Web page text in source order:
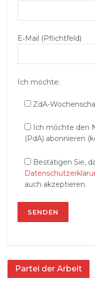
E‑Mail (Pflichtfeld)
Ich möchte:
ZdA-
Ich möchte den
(PdA) abonnieren
Bestätigen Sie,
auch akzeptieren.
Partei der Arbeit